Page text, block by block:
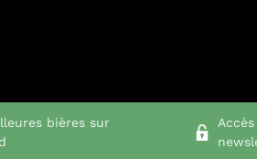
bières sur